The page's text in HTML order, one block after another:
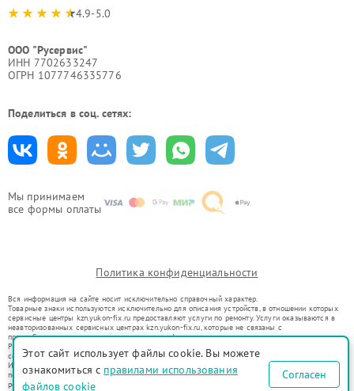
Мы принимаем
все формы оплаты
4.9-5.0
ООО "Русервис"
ИНН 7702633247
ОГРН 1077746335776
Поделиться в соц. сетях:
Политика конфиденциальности
Вся информация на сайте носит исключительно справочный характер.
Товарные знаки используются исключительно для описания устройств, в отношении которых
сервисные центры kzn.yukon-fix.ru предоставляют услуги по ремонту. Услуги оказываются в
неавторизованных сервисных центрах kzn.yukon-fix.ru, которые не связаны с
правообладателями товарных знаков или их официальными представителями.
Ремонт осуществляется для устройств, уже введенных в гражданский оборот в соответствии
со статьей 1487 ГК РФ.
Использование товарных знаков не преследует цели индивидуализации услуг или введения
потребителей в заблуждение, а служит для информирования о предоставляемых услугах по
ремонту техники указанных брендов.
Этот сайт использует файлы cookie. Вы можете
ознакомиться с правилами использования
файлов cookie
Согласен